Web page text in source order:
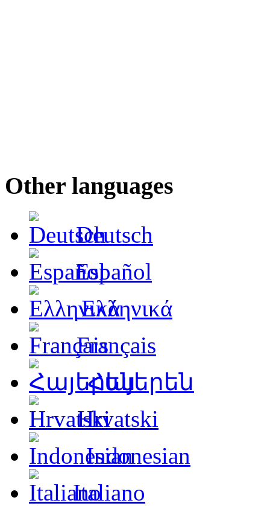
Other languages
Deutsch
Español
Ελληνικά
Français
Հայերեն
Hrvatski
Indonesian
Italiano